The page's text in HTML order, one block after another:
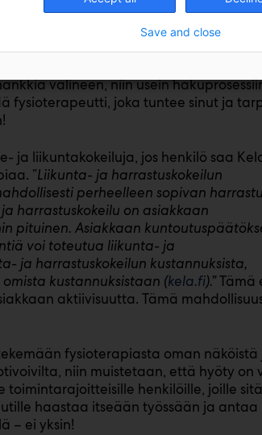
ovat tähän oiva ratkaisu.
, josta näkee vuokrattavat
sekä mahdolliset kuljettamiseen
sitten miettiä niiden hankintaa. Tässä
välineen, niin usein
fysioterapeutti, joka tuntee sinut ja
ja liikuntakokeiluja, jos henkilö saa
”Liikunta- ja harrastuskokeilun
perheelleen sopivan
harrastuskokeilu on asiakkaan
pituinen. Asiakkaan
voi toteutua liikunta- ja
ja harrastuskokeilun kustannuksista,
kustannuksistaan (kela.fi).”Tämä
aktiivisuutta. Tämä
fysioterapiasta oman näköistä
niin muistetaan, että hyöty on
toimintarajoitteisille henkilöille, joille
haastaa itseään työssään ja antaa
– ei yksin!
Save and close